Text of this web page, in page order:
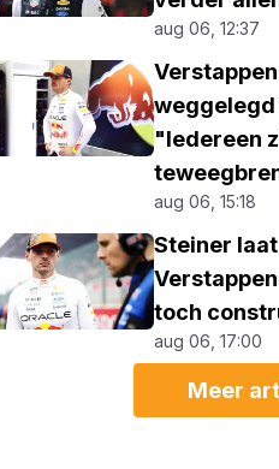
aug 06, 12:37
"Iedereen
aug 06, 15:18
Steiner
toch
aug 06, 17:00
Meer